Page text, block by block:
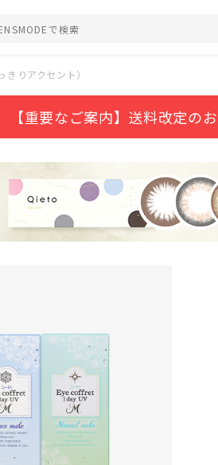
りアクセント）
【重要なご案内】送料改定の